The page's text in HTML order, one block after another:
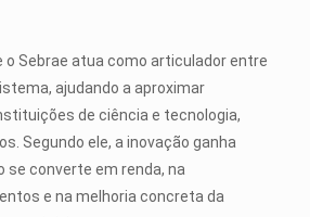
o Sebrae atua como articulador entre
ajudando a aproximar
de ciência e tecnologia,
Segundo ele, a inovação ganha
se converte em renda, na
e na melhoria concreta da